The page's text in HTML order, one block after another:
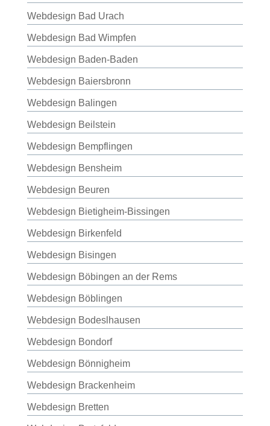
Webdesign Bad Urach
Webdesign Bad Wimpfen
Webdesign Baden-Baden
Webdesign Baiersbronn
Webdesign Balingen
Webdesign Beilstein
Webdesign Bempflingen
Webdesign Bensheim
Webdesign Beuren
Webdesign Bietigheim-Bissingen
Webdesign Birkenfeld
Webdesign Bisingen
Webdesign Böbingen an der Rems
Webdesign Böblingen
Webdesign Bodeslhausen
Webdesign Bondorf
Webdesign Bönnigheim
Webdesign Brackenheim
Webdesign Bretten